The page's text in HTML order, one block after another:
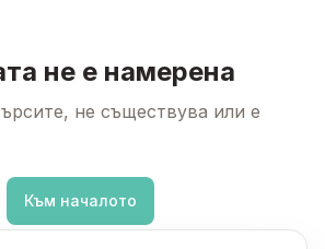
не е намерена
не съществува или е
Към началото